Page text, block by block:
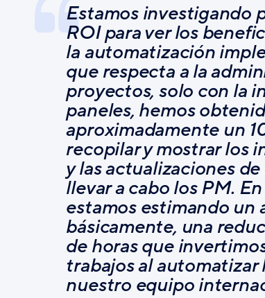
Estamos investigando
ROI para ver los
la automatización
que respecta a la
proyectos, solo con la
paneles, hemos
aproximadamente un
recopilar y mostrar los
y las actualizaciones
llevar a cabo los PM.
estamos estimando un
básicamente, una
de horas que
trabajos al automatizar
nuestro equipo